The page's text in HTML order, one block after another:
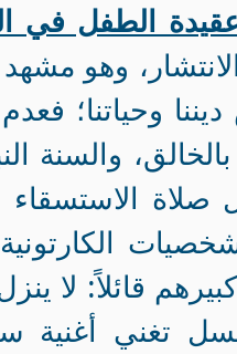
الطفل في
وهو
وحياتنا؛
والسنة
الاستسقاء
قائلاً: لا ينزل
تغني أغنية